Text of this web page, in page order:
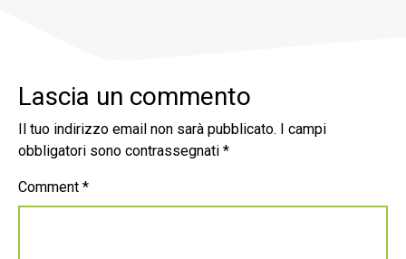
Lascia un commento
Il tuo indirizzo email non sarà pubblicato.
I campi
obbligatori sono contrassegnati *
Comment *